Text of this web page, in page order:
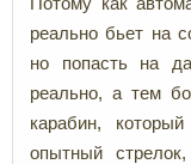
реально бьет на
но попасть на
реально, а тем
карабин,
опытный